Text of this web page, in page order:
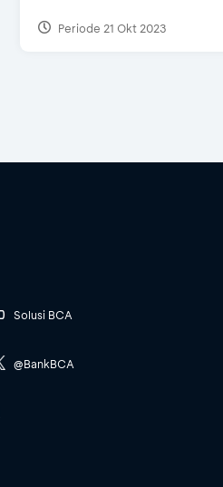
Periode 21 Okt 2023
Solusi BCA
@BankBCA